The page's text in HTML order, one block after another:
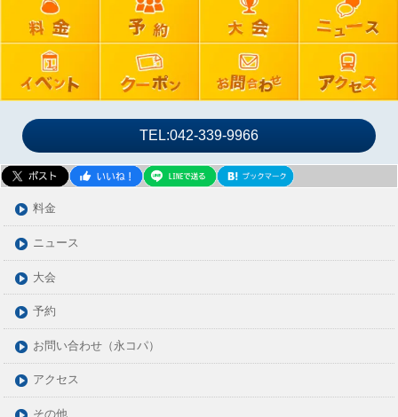
2024年07月
2024年06月
2024年05月
2024年04月
2024年03月
2024年02月
2024年01月
2023年12月
2023年11月
2023年10月
2023年09月
2023年08月
2023年07月
2023年06月
2023年05月
2023年04月
TEL:042-339-9966
料金
ニュース
大会
予約
お問い合わせ（永コパ）
アクセス
その他